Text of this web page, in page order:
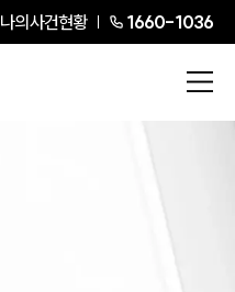
나의사건현황 1660-1036